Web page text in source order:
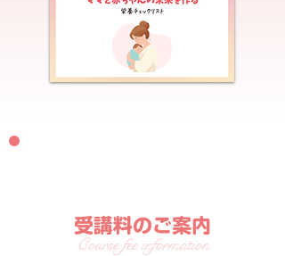
受講料のご案内
Course fee information